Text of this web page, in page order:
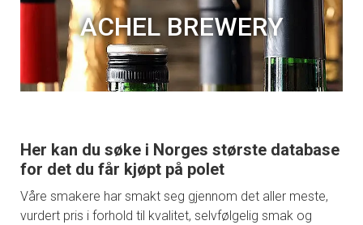
ACHEL BREWERY
Her kan du søke i Norges største database
for det du får kjøpt på polet
Våre smakere har smakt seg gjennom det aller meste,
vurdert pris i forhold til kvalitet, selvfølgelig smak og